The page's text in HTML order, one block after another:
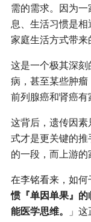
需的需求。因为
息、生活习惯是
家庭生活方式带来
这是一个极其深
病，甚至某些肿
前列腺癌和肾癌有
这背后，遗传因
式才是更关键的
的一段，而上游的
在李铭看来，如
惯『单因单果』
能医学思维。 」